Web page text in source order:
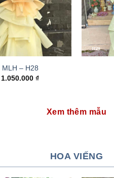
MLH – H28
1.050.000₫
Xem thêm mẫu
HOA VIẾNG